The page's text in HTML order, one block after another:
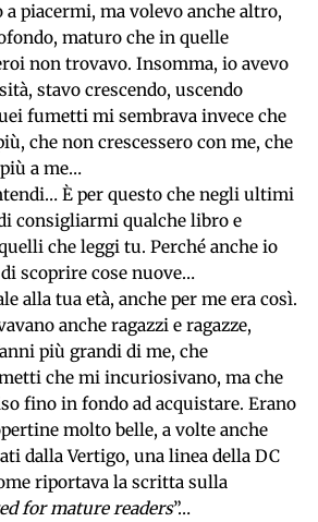
piacermi, ma volevo anche altro,
maturo che in quelle
non trovavo. Insomma, io avevo
stavo crescendo, uscendo
fumetti mi sembrava invece che
che non crescessero con me, che
a me…
È per questo che negli ultimi
consigliarmi qualche libro e
che leggi tu. Perché anche io
scoprire cose nuove…
alla tua età, anche per me era così.
anche ragazzi e ragazze,
più grandi di me, che
che mi incuriosivano, ma che
fino in fondo ad acquistare. Erano
molto belle, a volte anche
dalla Vertigo, una linea della DC
riportava la scritta sulla
for mature readers”…